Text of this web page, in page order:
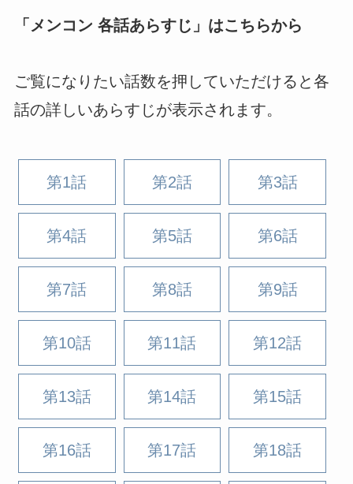
「メンコン 各話あらすじ」はこちらから
ご覧になりたい話数を押していただけると各
話の詳しいあらすじが表示されます。
第1話 第2話 第3話
第4話 第5話 第6話
第7話 第8話 第9話
第10話 第11話 第12話
第13話 第14話 第15話
第16話 第17話 第18話